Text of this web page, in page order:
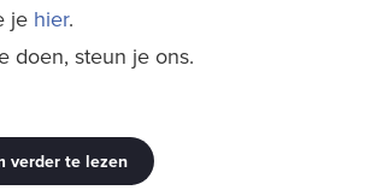
je hier.
doen, steun je ons.
verder te lezen